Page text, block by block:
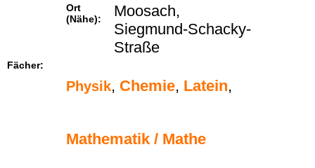
Ort
(Nähe):
Moosach,
Siegmund-Schacky-
Straße
Fächer:
Physik, Chemie, Latein,
Mathematik / Mathe